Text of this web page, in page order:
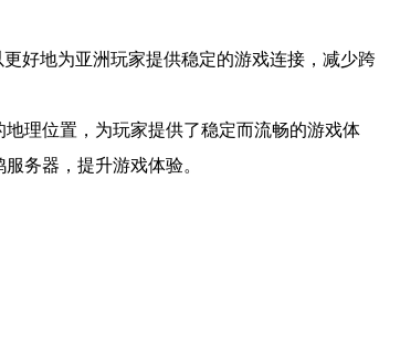
好地为亚洲玩家提供稳定的游戏连接，减少跨
理位置，为玩家提供了稳定而流畅的游戏体
务器，提升游戏体验。